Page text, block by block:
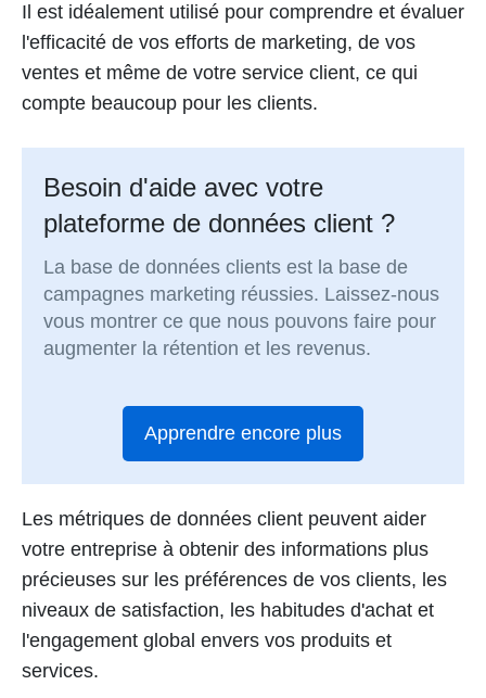
Il est idéalement utilisé pour comprendre et évaluer
l'efficacité de vos efforts de marketing, de vos
ventes et même de votre service client, ce qui
compte beaucoup pour les clients.
Besoin d'aide avec votre
plateforme de données client ?
La base de données clients est la base de
campagnes marketing réussies. Laissez-nous
vous montrer ce que nous pouvons faire pour
augmenter la rétention et les revenus.
Apprendre encore plus
Les métriques de données client peuvent aider
votre entreprise à obtenir des informations plus
précieuses sur les préférences de vos clients, les
niveaux de satisfaction, les habitudes d'achat et
l'engagement global envers vos produits et
services.